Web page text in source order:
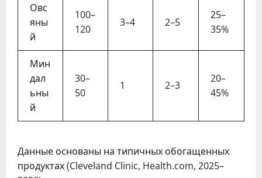
Овс
яны
й
100–
120
3–4 2–5
25–
35%
Мин
дал
ьны
й
30–
50
1 2–3
20–
45%
Данные основаны на типичных обогащенных
продуктах (Cleveland Clinic, Health.com, 2025–